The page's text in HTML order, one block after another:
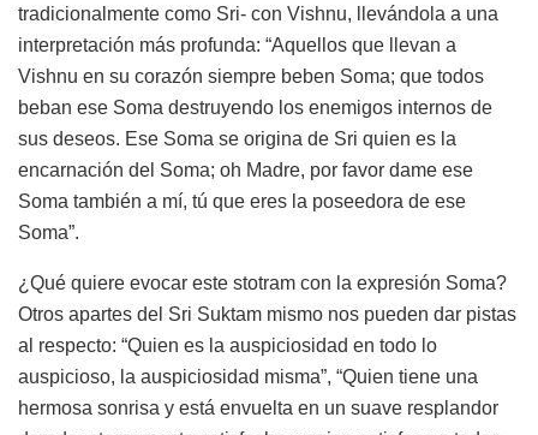
tradicionalmente como Sri- con Vishnu, llevándola a una
interpretación más profunda: “Aquellos que llevan a
Vishnu en su corazón siempre beben Soma; que todos
beban ese Soma destruyendo los enemigos internos de
sus deseos. Ese Soma se origina de Sri quien es la
encarnación del Soma; oh Madre, por favor dame ese
Soma también a mí, tú que eres la poseedora de ese
Soma”.
¿Qué quiere evocar este stotram con la expresión Soma?
Otros apartes del Sri Suktam mismo nos pueden dar pistas
al respecto: “Quien es la auspiciosidad en todo lo
auspicioso, la auspiciosidad misma”, “Quien tiene una
hermosa sonrisa y está envuelta en un suave resplandor